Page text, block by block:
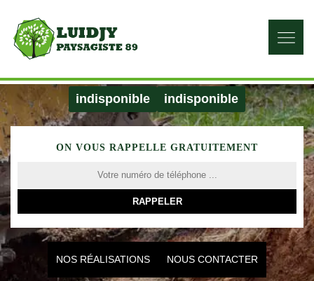
indisponible indisponible
ON VOUS RAPPELLE GRATUITEMENT
NOS RÉALISATIONS NOUS CONTACTER